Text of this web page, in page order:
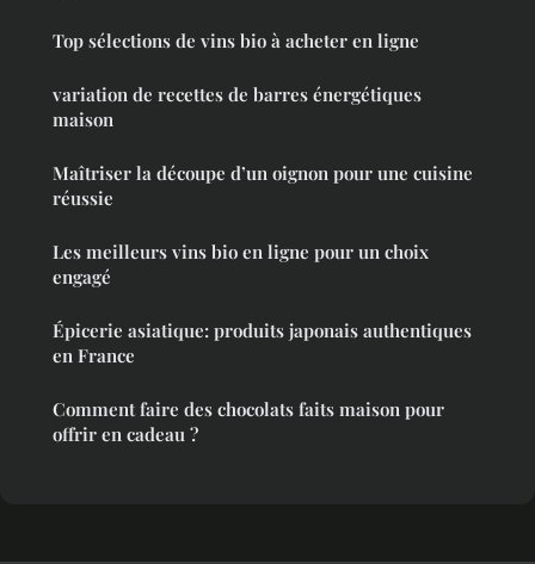
Top sélections de vins bio à acheter en ligne
variation de recettes de barres énergétiques
maison
Maîtriser la découpe d’un oignon pour une cuisine
réussie
Les meilleurs vins bio en ligne pour un choix
engagé
Épicerie asiatique: produits japonais authentiques
en France
Comment faire des chocolats faits maison pour
offrir en cadeau ?